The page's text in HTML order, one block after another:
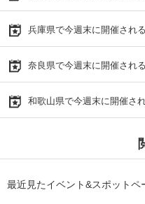
兵庫県で今週末に開催され
奈良県で今週末に開催され
和歌山県で今週末に開催さ
最近見たイベント&スポットペ